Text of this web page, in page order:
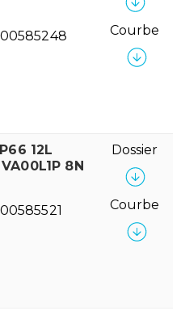
Courbe
12L
8N
Dossier
Courbe